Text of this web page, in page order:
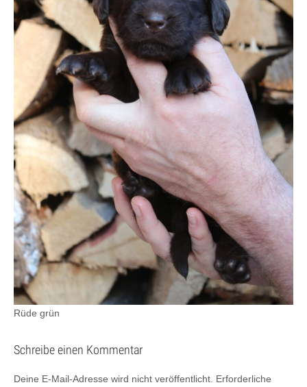
Rüde grün
Schreibe einen Kommentar
Deine E-Mail-Adresse wird nicht veröffentlicht. Erforderliche